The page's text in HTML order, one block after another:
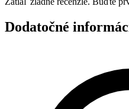
Dodatočné